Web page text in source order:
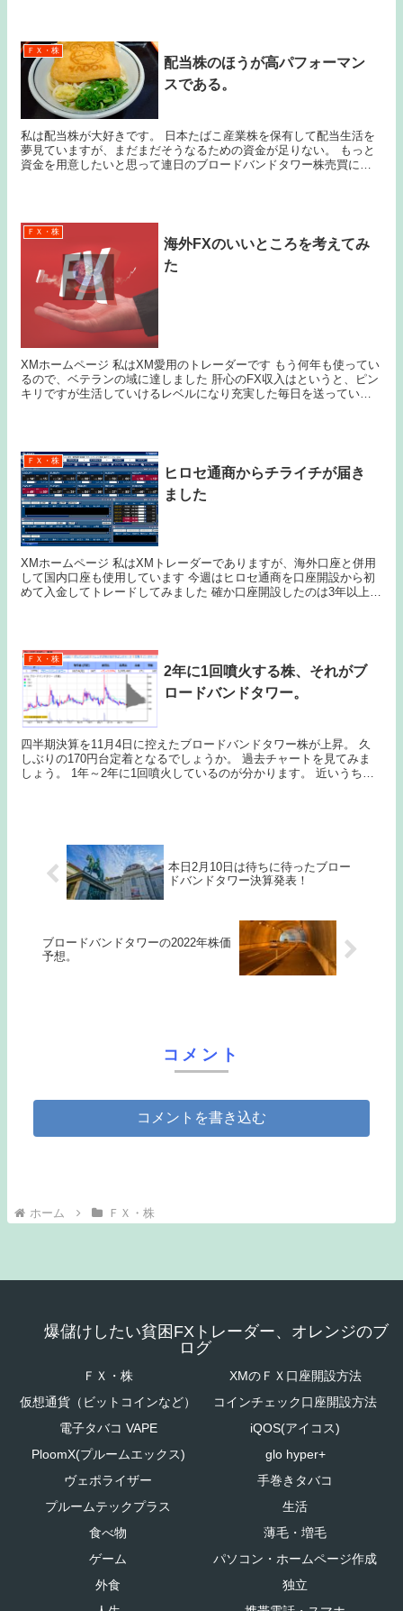
ＦＸ・株
配当株のほうが高パフォーマン
スである。
私は配当株が大好きです。 日本たばこ産業株を保有して配当生活を
夢見ていますが、まだまだそうなるための資金が足りない。 もっと
資金を用意したいと思って連日のブロードバンドタワー株売買によ
ＦＸ・株
海外FXのいいところを考えてみ
た
XMホームページ 私はXM愛用のトレーダーです もう何年も使ってい
るので、ベテランの域に達しました 肝心のFX収入はというと、ピン
キリですが生活していけるレベルになり充実した毎日を送っていま
ＦＸ・株
ヒロセ通商からチライチが届き
ました
XMホームページ 私はXMトレーダーでありますが、海外口座と併用
して国内口座も使用しています 今週はヒロセ通商を口座開設から初
めて入金してトレードしてみました 確か口座開設したのは3年以上前
ＦＸ・株
2年に1回噴火する株、それがブ
ロードバンドタワー。
四半期決算を11月4日に控えたブロードバンドタワー株が上昇。 久
しぶりの170円台定着となるでしょうか。 過去チャートを見てみま
しょう。 1年～2年に1回噴火しているのが分かります。 近いうちに
本日2月10日は待ちに待ったブロー
ドバンドタワー決算発表！
ブロードバンドタワーの2022年株価
予想。
コメント
コメントを書き込む
ホーム ＦＸ・株
爆儲けしたい貧困FXトレーダー、オレンジのブ
ログ
ＦＸ・株
XMのＦＸ口座開設方法
仮想通貨（ビットコインなど）
コインチェック口座開設方法
電子タバコ VAPE
iQOS(アイコス)
PloomX(プルームエックス)
glo hyper+
ヴェポライザー
手巻きタバコ
プルームテックプラス
生活
食べ物
薄毛・増毛
ゲーム
パソコン・ホームページ作成
外食
独立